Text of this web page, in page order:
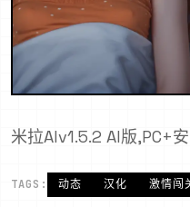
米拉AIv1.5.2 AI版,PC+
TAGS: 动态 汉化 激情闯